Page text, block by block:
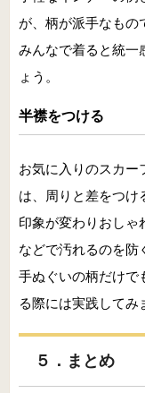
が、柄が派手なもの
みんなで着ると統一
ょう。
半襟をつける
お気に入りのスカー
は、周りと差をつけ
印象が変わりおしゃ
などで汚れるのを防
手ぬぐいの柄だけで
る際には実践してみ
５．まとめ